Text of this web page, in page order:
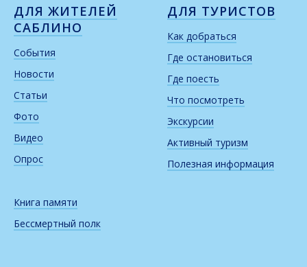
ДЛЯ ЖИТЕЛЕЙ
САБЛИНО
События
Новости
Статьи
Фото
Видео
Опрос
Книга памяти
Бессмертный полк
ДЛЯ ТУРИСТОВ
Как добраться
Где остановиться
Где поесть
Что посмотреть
Экскурсии
Активный туризм
Полезная информация